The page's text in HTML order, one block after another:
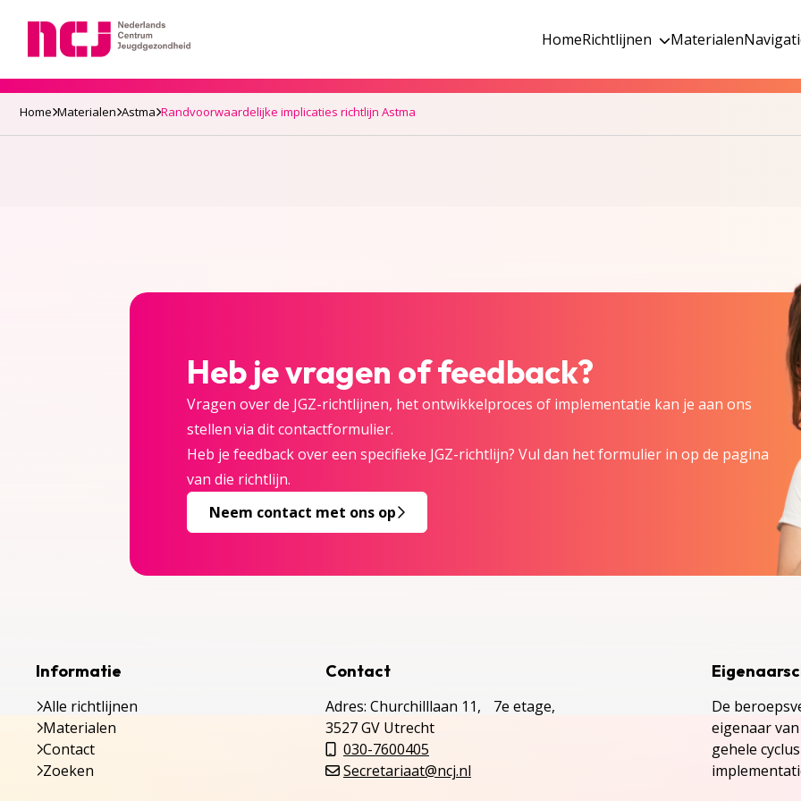
HomeRichtlijnen Materialen
Home Materialen Astma Randvoorwaardelijke implicaties richtlijn Astma
Heb je vragen of feedback?
Vragen over de JGZ-richtlijnen, het ontwikkelproces of implementatie kan je aan ons
stellen via dit contactformulier.
Heb je feedback over een specifieke JGZ-richtlijn? Vul dan het formulier in op de pagina
van die richtlijn.
Neem contact met ons op
Informatie
Alle richtlijnen
Materialen
Contact
Zoeken
Contact
Adres: Churchilllaan 11, 7e etage,
3527 GV Utrecht
030-7600405
Secretariaat@ncj.nl
De
eigenaar
gehele